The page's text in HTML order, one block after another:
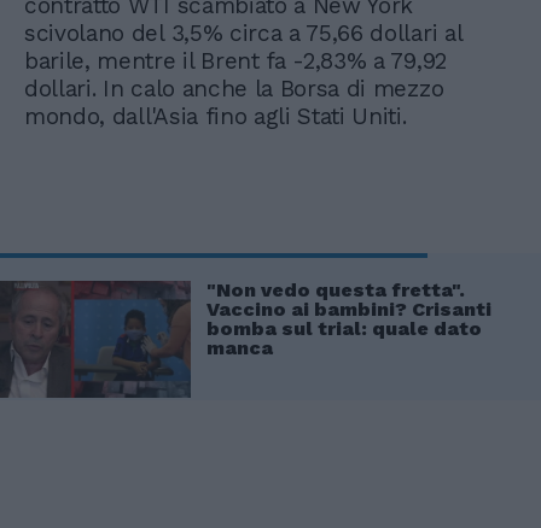
scivolano del 3,5% circa a 75,66 dollari al
barile, mentre il Brent fa -2,83% a 79,92
dollari. In calo anche la Borsa di mezzo
mondo, dall'Asia fino agli Stati Uniti.
"Non vedo questa fretta".
Vaccino ai bambini? Crisanti
bomba sul trial: quale dato
manca